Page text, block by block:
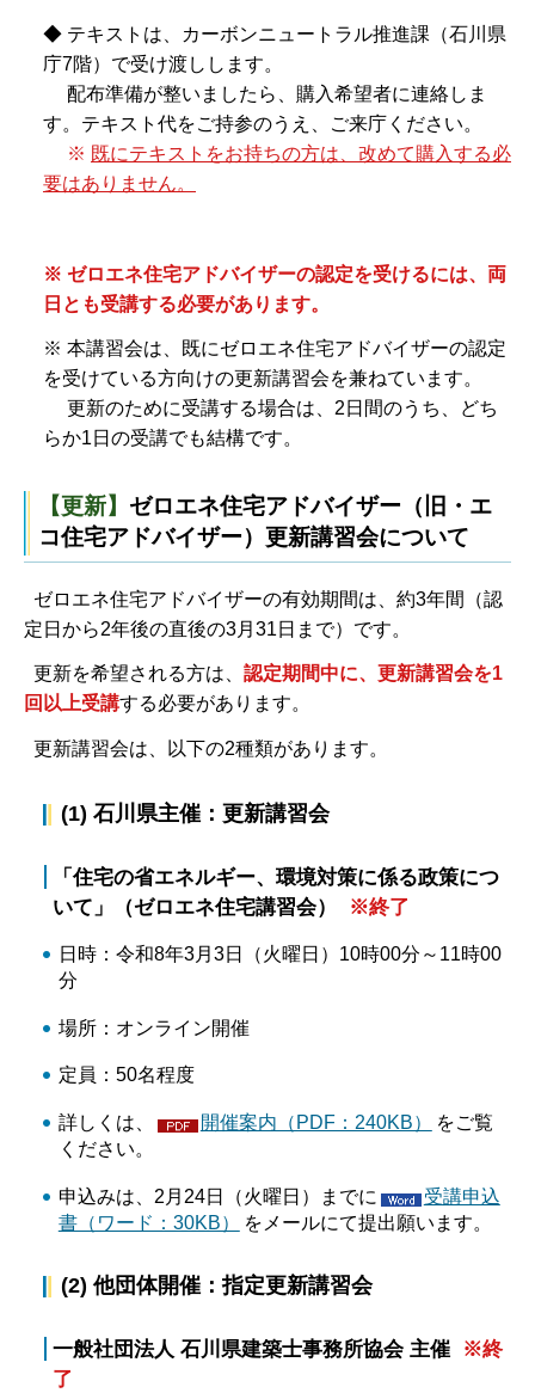
◆ テキストは、カーボンニュートラル推進課（石川県
庁7階）で受け渡しします。
配布準備が整いましたら、購入希望者に連絡しま
す。テキスト代をご持参のうえ、ご来庁ください。
※ 既にテキストをお持ちの方は、改めて購入する必
要はありません。
※ ゼロエネ住宅アドバイザーの認定を受けるには、両
日とも受講する必要があります。
※ 本講習会は、既にゼロエネ住宅アドバイザーの認定
を受けている方向けの更新講習会を兼ねています。
更新のために受講する場合は、2日間のうち、どち
らか1日の受講でも結構です。
【更新】 ゼロエネ住宅アドバイザー（旧・エ
コ住宅アドバイザー）更新講習会について
ゼロエネ住宅アドバイザーの有効期間は、約3年間（認
定日から2年後の直後の3月31日まで）です。
更新を希望される方は、 認定期間中に、更新講習会を1
回以上受講する必要があります。
更新講習会は、以下の2種類があります。
(1) 石川県主催：更新講習会
「住宅の省エネルギー、環境対策に係る政策につ
いて」（ゼロエネ住宅講習会）
※終了
日時：令和8年3月3日（火曜日）10時00分～11時00
分
場所：オンライン開催
定員：50名程度
詳しくは、 開催案内（PDF：240KB）
をご覧
ください。
申込みは、2月24日（火曜日）までに
受講申込
書（ワード：30KB）
をメールにて提出願います。
(2) 他団体開催：指定更新講習会
一般社団法人 石川県建築士事務所協会 主催
※終
了